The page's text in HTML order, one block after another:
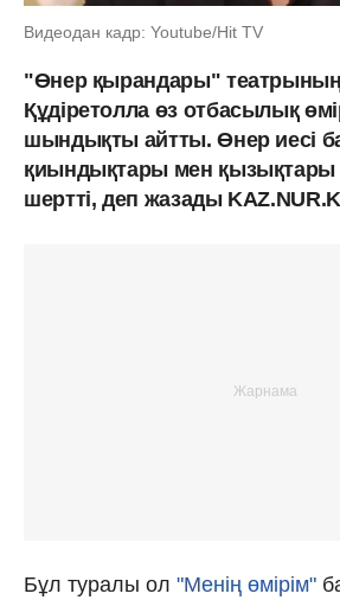
Видеодан кадр: Youtube/Hit TV
"Өнер қырандары" театрының
Құдіретолла өз отбасылық
шындықты айтты. Өнер иесі
қиындықтары мен
шертті, деп жазады
Бұл туралы ол "Менің өмірім"